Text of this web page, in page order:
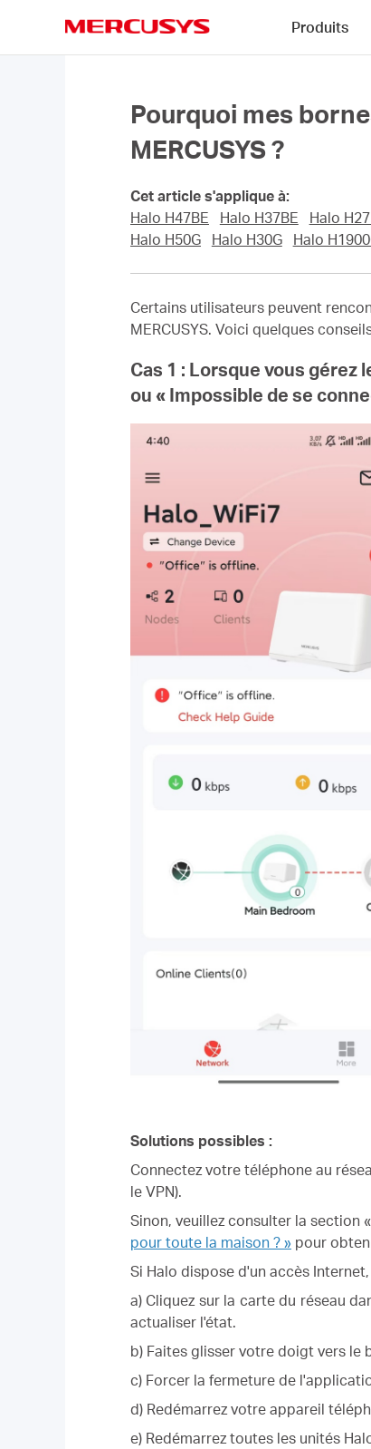
Produits
Pourquoi mes
MERCUSYS ?
Cet article s'applique à:
Halo H47BE
Halo H37BE Halo
Halo H50G
Halo H30G Halo
Certains utilisateurs peuvent
MERCUSYS. Voici quelques
Cas 1 : Lorsque vous gérez
ou « Impossible de se
Solutions possibles :
Connectez votre téléphone au
le VPN).
Sinon, veuillez consulter la section «
pour toute la maison ? » pour
Si Halo dispose d'un accès
a) Cliquez sur la carte du réseau
actualiser l'état.
b) Faites glisser votre doigt vers le
c) Forcer la fermeture de
d) Redémarrez votre appareil
e) Redémarrez toutes les unités